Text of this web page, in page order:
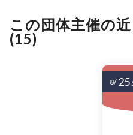
この団体主催の
(15)
8/ 25